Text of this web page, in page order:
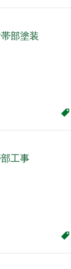
部塗装
工事